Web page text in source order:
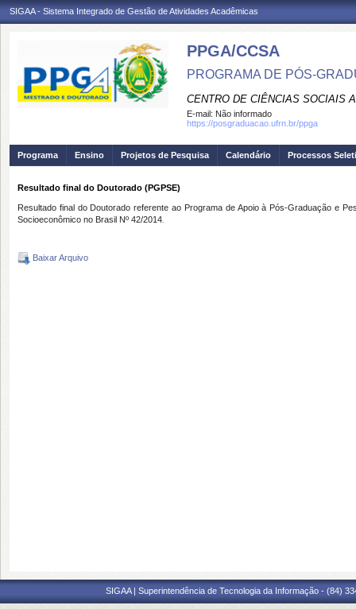
SIGAA - Sistema Integrado de Gestão de Atividades Acadêmicas
PPGA/CCSA
PROGRAMA DE PÓS-
CENTRO DE CIÊNCIAS SOCIAIS
E-mail: Não informado
https://posgraduacao.ufrn.br/ppga
Programa Ensino Projetos de Pesquisa Calendário Processos
Resultado final do Doutorado (PGPSE)
Resultado final do Doutorado referente ao Programa de Apoio à Pós-Graduação e
Socioeconômico no Brasil Nº 42/2014.
Baixar Arquivo
SIGAA | Superintendência de Tecnologia da Informação - (84)